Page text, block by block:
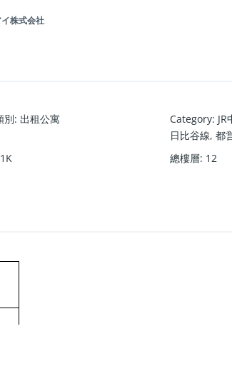
株式会社
別: 出租公寓 Category:
日比谷線,都
1K 總樓層: 12